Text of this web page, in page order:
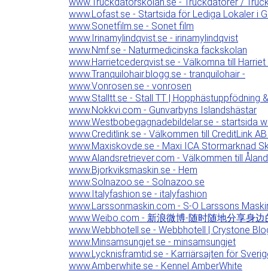
www.Lofast.se - Startsida för Lediga Lokaler i
www.Sonetfilm.se - Sonet film
www.Irinamylindqvist.se - irinamylindqvist
www.Nmf.se - Naturmedicinska fackskolan
www.Harrietcederqvist.se - Välkomna till
www.Tranquilohair.blogg.se - tranquilohair -
www.Vonrosen.se - vonrosen
www.Stalltt.se - Stall TT | Hopphästuppfödning
www.Nokkvi.com - Gunvarbyns Islandshästar
www.Westbobegagnadebildelar.se - startsida
www.Creditlink.se - Välkommen till CreditLink
www.Maxiskovde.se - Maxi ICA Stormarknad
www.Alandsretriever.com - Välkommen till
www.Bjorkviksmaskin.se - Hem
www.Solnazoo.se - Solnazoo.se
www.Italyfashion.se - italyfashion
www.Larssonmaskin.com - S-O Larssons
www.Weibo.com - 新浪微博-随时随地分享身
www.Webbhotell.se - Webbhotell | Crystone
www.Minsamsungjet.se - minsamsungjet
www.Lycknisframtid.se - Karriärsajten för
www.Amberwhite.se - Kennel AmberWhite